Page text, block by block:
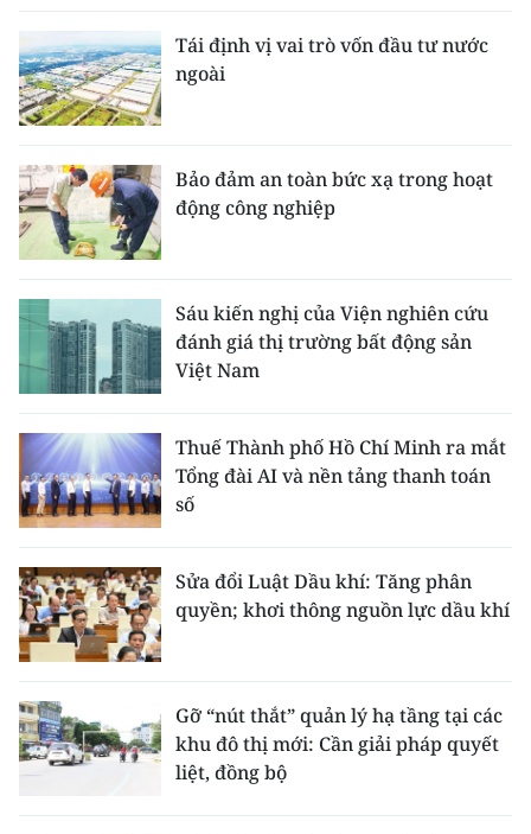
Tái định vị vai trò vốn đầu tư nước
ngoài
Bảo đảm an toàn bức xạ trong hoạt
động công nghiệp
Sáu kiến nghị của Viện nghiên cứu
đánh giá thị trường bất động sản
Việt Nam
Thuế Thành phố Hồ Chí Minh ra mắt
Tổng đài AI và nền tảng thanh toán
số
Sửa đổi Luật Dầu khí: Tăng phân
quyền; khơi thông nguồn lực dầu khí
Gỡ “nút thắt” quản lý hạ tầng tại các
khu đô thị mới: Cần giải pháp quyết
liệt, đồng bộ